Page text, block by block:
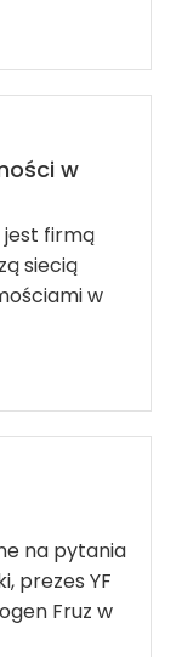
w
jest firmą
siecią
w
na pytania
prezes YF
Fruz w